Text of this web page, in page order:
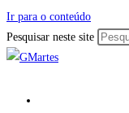
Ir para o conteúdo
Pesquisar neste site